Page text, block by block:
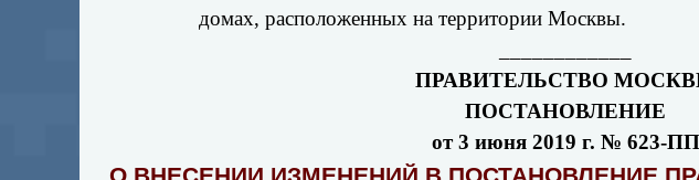
домах, расположенных на территории Москвы.
ПРАВИТЕЛЬСТВО
ПОСТАНОВЛЕНИЕ
от 3 июня 2019 г. № 623-ПП